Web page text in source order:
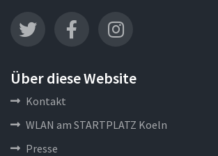
Über diese Website
Kontakt
WLAN am STARTPLATZ Koeln
Presse